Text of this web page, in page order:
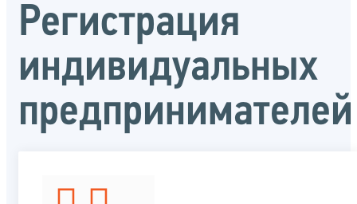
Регистрация
индивидуальных
предпринимателей